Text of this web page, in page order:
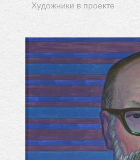
Художники в проекте